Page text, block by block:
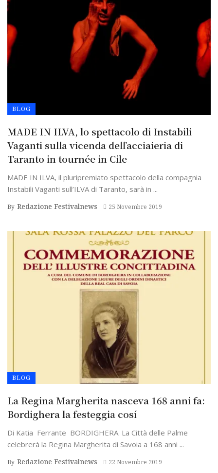
BLOG
MADE IN ILVA, lo spettacolo di Instabili
Vaganti sulla vicenda dell’acciaieria di
Taranto in tournée in Cile
MADE IN ILVA, il pluripremiato spettacolo della compagnia
Instabili Vaganti sull’ILVA di Taranto, sarà in ...
By Redazione Festivalnews 25 Novembre 2019
BLOG
La Regina Margherita nasceva 168 anni fa:
Bordighera la festeggia cosí
Di Katia Ferrante BORDIGHERA. La Città delle Palme
celebrerà la Regina Margherita di Savoia a 168 anni ...
By Redazione Festivalnews 22 Novembre 2019